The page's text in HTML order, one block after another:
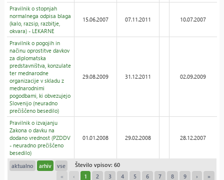
Pravilnik o stopnjah
normalnega odpisa blaga
(kalo, razsip, razbitje,
okvara) - LEKARNE
15.06.2007 07.11.2011 10.07.2007
Pravilnik o pogojih in
načinu oprostitve davkov
za diplomatska
predstavništva, konzulate
ter mednarodne
organizacije v skladu z
mednarodnimi
pogodbami, ki obvezujejo
Slovenijo (neuradno
prečiščeno besedilo)
29.08.2009 31.12.2011 02.09.2009
Pravilnik o izvajanju
Zakona o davku na
dodano vrednost (PZDDV
- neuradno prečiščeno
besedilo)
01.01.2008 29.02.2008 28.12.2007
aktualno arhiv vse
Število vpisov: 60
«
‹ 1 2 3 4 5 6 7 8 9 › »